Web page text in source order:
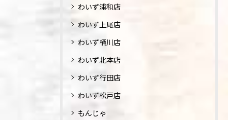
わいず浦和店
わいず上尾店
わいず桶川店
わいず北本店
わいず行田店
わいず松戸店
もんじゃ